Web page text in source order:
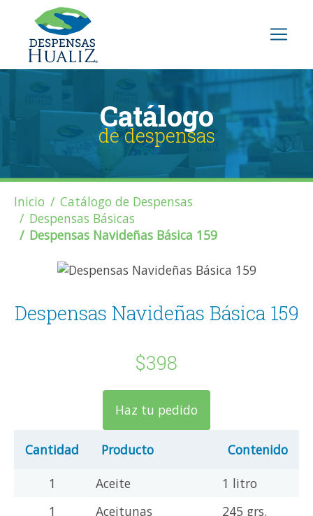
Catálogo
de despensas
Inicio
Catálogo de Despensas
Despensas Básicas
Despensas Navideñas Básica 159
Despensas Navideñas Básica 159
$398
Haz tu pedido
Cantidad Producto
Contenido
1
Aceite
1 litro
1
Aceitunas
245 grs.